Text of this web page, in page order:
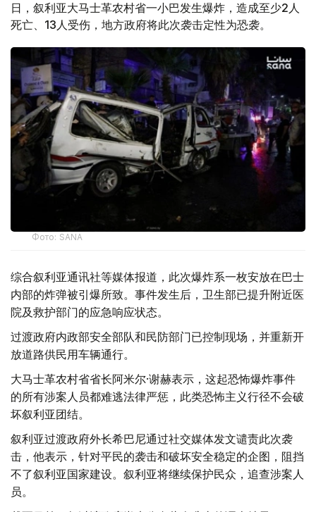
日，叙利亚大马士革农村省一小巴发生爆炸，造成至少2人
死亡、13人受伤，地方政府将此次袭击定性为恐袭。
Фото: SANA
综合叙利亚通讯社等媒体报道，此次爆炸系一枚安放在巴士
内部的炸弹被引爆所致。事件发生后，卫生部已提升附近医
院及救护部门的应急响应状态。
过渡政府内政部安全部队和民防部门已控制现场，并重新开
放道路供民用车辆通行。
大马士革农村省省长阿米尔·谢赫表示，这起恐怖爆炸事件
的所有涉案人员都难逃法律严惩，此类恐怖主义行径不会破
坏叙利亚团结。
叙利亚过渡政府外长希巴尼通过社交媒体发文谴责此次袭
击，他表示，针对平民的袭击和破坏安全稳定的企图，阻挡
不了叙利亚国家建设。叙利亚将继续保护民众，追查涉案人
员。